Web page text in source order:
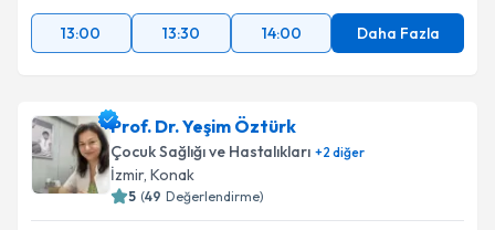
13:00
13:30 14:00 Daha Fazla
Prof. Dr. Yeşim Öztürk
Çocuk Sağlığı ve Hastalıkları +2 diğer
İzmir, Konak
5 (49 Değerlendirme)